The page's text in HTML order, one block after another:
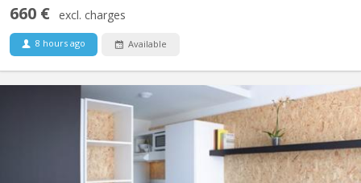
660 € excl. charges
8 hours ago Available
BK 11902
We offer quality studios for students in a standing residence
ideally located near the University (ULB and VUB) Classic studios
are located street side 1st, 2nd, 3rd floor) or garden side. As